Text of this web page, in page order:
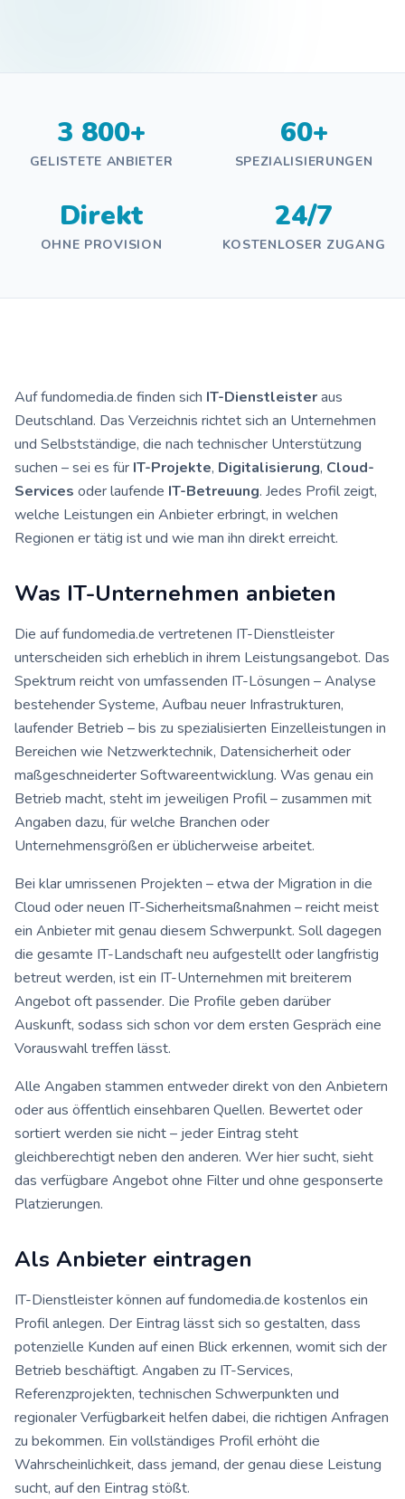
3 800+
GELISTETE ANBIETER
60+
SPEZIALISIERUNGEN
Direkt
OHNE PROVISION
24/7
KOSTENLOSER ZUGANG
Auf fundomedia.de finden sich IT-Dienstleisteraus
Deutschland. Das Verzeichnis richtet sich an Unternehmen
und Selbstständige, die nach technischer Unterstützung
suchen – sei es für IT-Projekte, Digitalisierung, Cloud-
Services oder laufende IT-Betreuung. Jedes Profil zeigt,
welche Leistungen ein Anbieter erbringt, in welchen
Regionen er tätig ist und wie man ihn direkt erreicht.
Was IT-Unternehmen anbieten
Die auf fundomedia.de vertretenen IT-Dienstleister
unterscheiden sich erheblich in ihrem Leistungsangebot. Das
Spektrum reicht von umfassenden IT-Lösungen – Analyse
bestehender Systeme, Aufbau neuer Infrastrukturen,
laufender Betrieb – bis zu spezialisierten Einzelleistungen in
Bereichen wie Netzwerktechnik, Datensicherheit oder
maßgeschneiderter Softwareentwicklung. Was genau ein
Betrieb macht, steht im jeweiligen Profil – zusammen mit
Angaben dazu, für welche Branchen oder
Unternehmensgrößen er üblicherweise arbeitet.
Bei klar umrissenen Projekten – etwa der Migration in die
Cloud oder neuen IT-Sicherheitsmaßnahmen – reicht meist
ein Anbieter mit genau diesem Schwerpunkt. Soll dagegen
die gesamte IT-Landschaft neu aufgestellt oder langfristig
betreut werden, ist ein IT-Unternehmen mit breiterem
Angebot oft passender. Die Profile geben darüber
Auskunft, sodass sich schon vor dem ersten Gespräch eine
Vorauswahl treffen lässt.
Alle Angaben stammen entweder direkt von den Anbietern
oder aus öffentlich einsehbaren Quellen. Bewertet oder
sortiert werden sie nicht – jeder Eintrag steht
gleichberechtigt neben den anderen. Wer hier sucht, sieht
das verfügbare Angebot ohne Filter und ohne gesponserte
Platzierungen.
Als Anbieter eintragen
IT-Dienstleister können auf fundomedia.de kostenlos ein
Profil anlegen. Der Eintrag lässt sich so gestalten, dass
potenzielle Kunden auf einen Blick erkennen, womit sich der
Betrieb beschäftigt. Angaben zu IT-Services,
Referenzprojekten, technischen Schwerpunkten und
regionaler Verfügbarkeit helfen dabei, die richtigen Anfragen
zu bekommen. Ein vollständiges Profil erhöht die
Wahrscheinlichkeit, dass jemand, der genau diese Leistung
sucht, auf den Eintrag stößt.